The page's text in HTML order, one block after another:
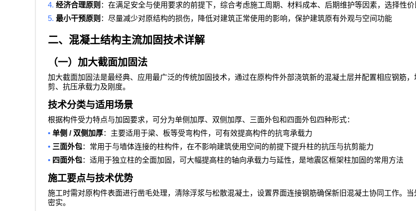
4. 经济合理原则 ：在满足安全与使用要求的前提下，综合考虑施工周期、材料成本、后期维护等因素，选择性
5. 最小干预原则 ：尽量减少对原结构的损伤，降低对建筑正常使用的影响，保护建筑原有外观与空间功能
二、混凝土结构主流加固技术详解
（一）加大截面加固法
加大截面加固法是最经典、应用最广泛的传统加固技术，通过在原构件外部浇筑新的混凝土层并配置相应钢筋
剪、抗压承载力及刚度。
技术分类与适用场景
根据构件受力特点与加固要求，可分为单侧加厚、双侧加厚、三面外包和四面外包四种形式：
• 单侧 / 双侧加厚：主要适用于梁、板等受弯构件，可有效提高构件的抗弯承载力
• 三面外包：常用于与墙体连接的柱构件，在不影响建筑使用空间的前提下提升柱的抗压与抗剪能力
• 四面外包：适用于独立柱的全面加固，可大幅提高柱的轴向承载力与延性，是地震区框架柱加固的常用方法
施工要点与技术优势
施工时需对原构件表面进行凿毛处理，清除浮浆与松散混凝土，设置界面连接钢筋确保新旧混凝土协同工作。
密实。